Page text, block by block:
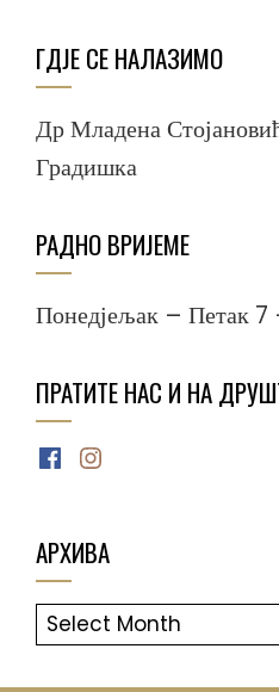
ГДЈЕ СЕ НАЛАЗИМО
Др Младена
Градишка
РАДНО ВРИЈЕМЕ
Понедјељак – Петак 7
ПРАТИТЕ НАС И НА
Facebook
Instagram
АРХИВА
АРХИВА